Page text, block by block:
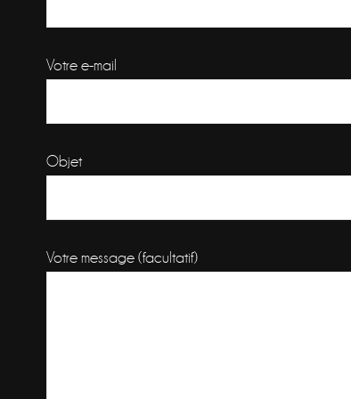
Votre e-mail
Objet
Votre message (facultatif)